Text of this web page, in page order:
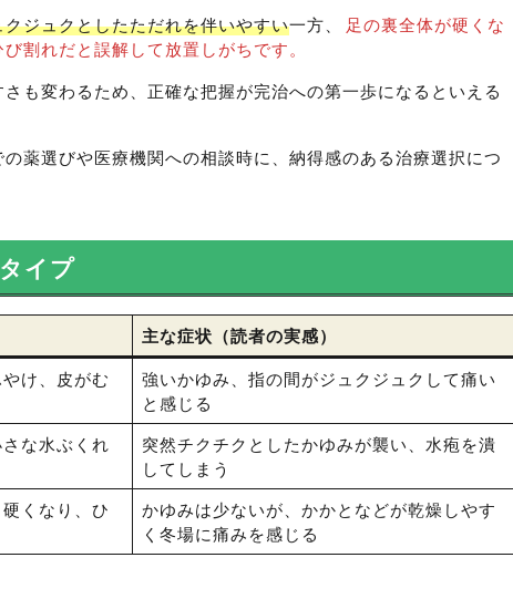
ジュクとしたただれを伴いやすい一方、
足の裏全体が硬くな
割れだと誤解して放置しがちです。
も変わるため、正確な把握が完治への第一歩になるといえる
薬選びや医療機関への相談時に、納得感のある治療選択につ
イプ
主な症状（読者の実感）
け、皮がむ
強いかゆみ、指の間がジュクジュクして痛い
と感じる
な水ぶくれ
突然チクチクとしたかゆみが襲い、水疱を潰
してしまう
くなり、ひ
かゆみは少ないが、かかとなどが乾燥しやす
く冬場に痛みを感じる